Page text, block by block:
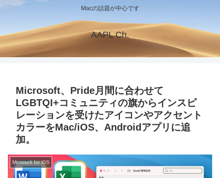
Macの話題が中心です
AAPL Ch.
Microsoft、Pride月間に合わせて
LGBTQI+コミュニティの旗からインスピ
レーションを受けたアイコンやアクセント
カラーをMac/iOS、Androidアプリに追
加。
Microsoft for iOS